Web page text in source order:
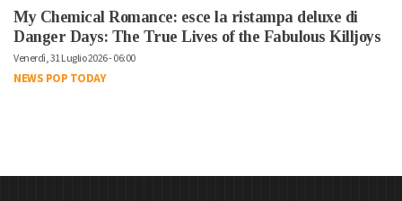
My Chemical Romance: esce la ristampa deluxe di
Danger Days: The True Lives of the Fabulous Killjoys
Venerdì, 31 Luglio 2026 - 06:00
NEWS POP TODAY